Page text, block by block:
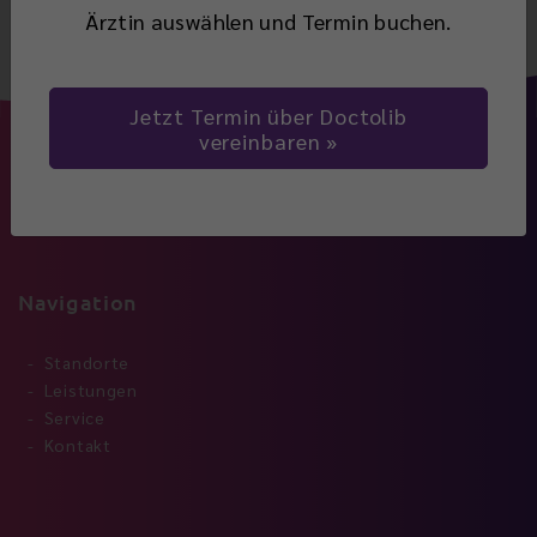
Ärztin auswählen und Termin buchen.
Jetzt Termin über Doctolib
vereinbaren
Navigation
Standorte
Leistungen
Service
Kontakt